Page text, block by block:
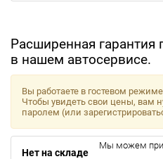
Расширенная гарантия
в нашем автосервисе.
Вы работаете в гостевом
Чтобы увидеть свои цены, вам
паролем (или
Нет на складе
Мы можем